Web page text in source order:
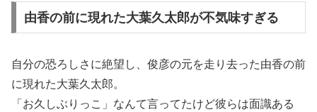
由香の前に現れた大葉久太郎が不気味すぎる
自分の恐ろしさに絶望し、俊彦の元を走り去った由香の前
に現れた大葉久太郎。
「お久しぶりっこ」なんて言ってたけど彼らは面識ある